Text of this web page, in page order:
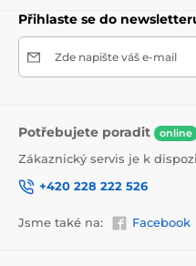
Přihlaste se do
Zde napište váš e-mail
Potřebujete poradit online
Zákaznický servis je k
+420 228 222 526
Jsme také na: Facebook